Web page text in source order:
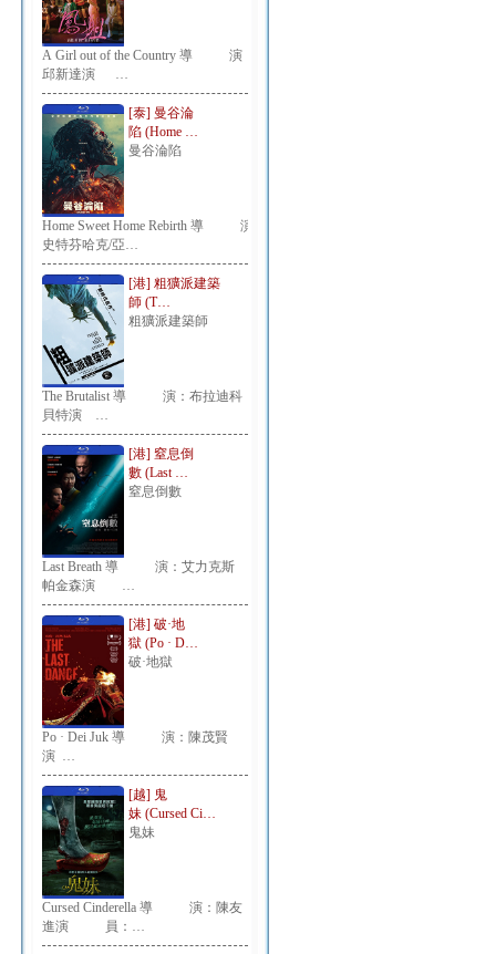
A Girl out of the Country 導 演：
邱新達演 …
[泰] 曼谷淪
陷 (Home …
曼谷淪陷
Home Sweet Home Rebirth 導 演：
史特芬哈克/亞…
[港] 粗獷派建築
師 (T…
粗獷派建築師
The Brutalist 導 演：布拉迪科
貝特演 …
[港] 窒息倒
數 (Last …
窒息倒數
Last Breath 導 演：艾力克斯
帕金森演 …
[港] 破·地
獄 (Po · D…
破·地獄
Po · Dei Juk 導 演：陳茂賢
演 …
[越] 鬼
妹 (Cursed Ci…
鬼妹
Cursed Cinderella 導 演：陳友
進演 員：…